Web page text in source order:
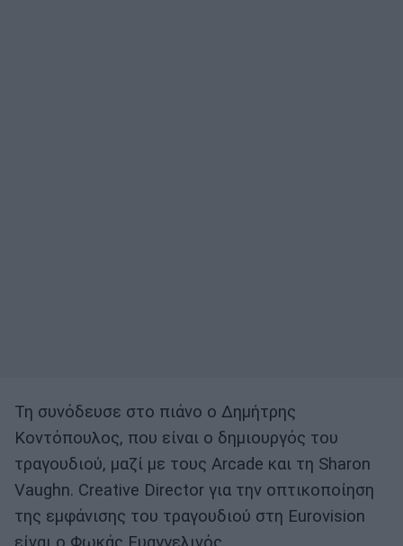
Τη συνόδευσε στο πιάνο ο Δημήτρης
Κοντόπουλος, που είναι ο δημιουργός του
τραγουδιού, μαζί με τους Arcade και τη Sharon
Vaughn. Creative Director για την οπτικοποίηση
της εμφάνισης του τραγουδιού στη Eurovision